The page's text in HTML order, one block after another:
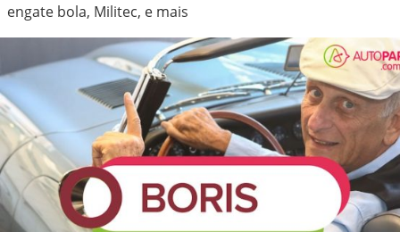
engate bola, Militec, e mais